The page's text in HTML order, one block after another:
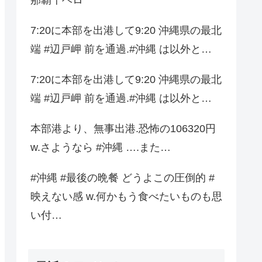
7:20に本部を出港して9:20 沖縄県の最北
端 #辺戸岬 前を通過.#沖縄 は以外と…
7:20に本部を出港して9:20 沖縄県の最北
端 #辺戸岬 前を通過.#沖縄 は以外と…
本部港より、無事出港.恐怖の106320円
w.さようなら #沖縄 ….また…
#沖縄 #最後の晩餐 どうよこの圧倒的 #
映えない感 w.何かもう食べたいものも思
い付…